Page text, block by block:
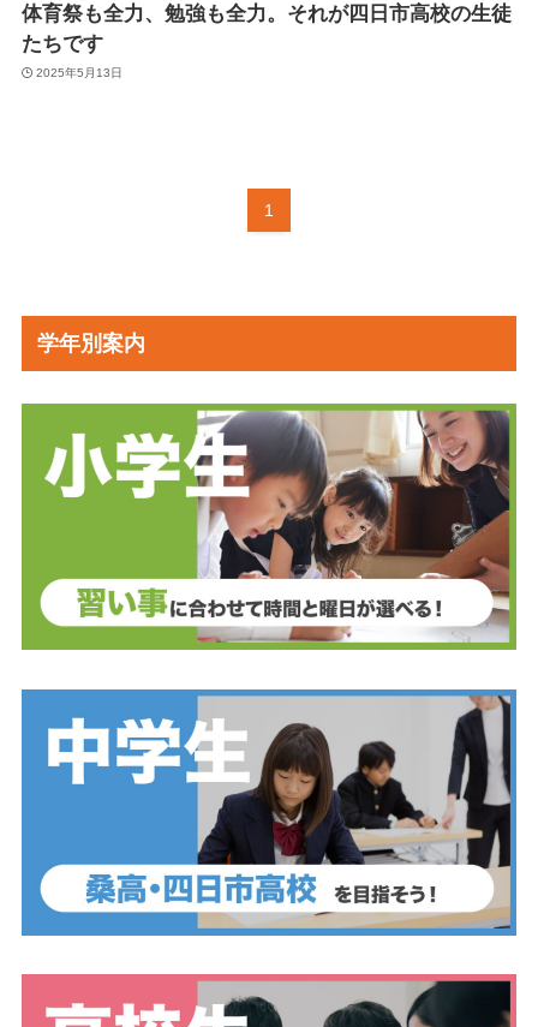
体育祭も全力、勉強も全力。それが四日市高校の生徒
たちです
2025年5月13日
1
学年別案内